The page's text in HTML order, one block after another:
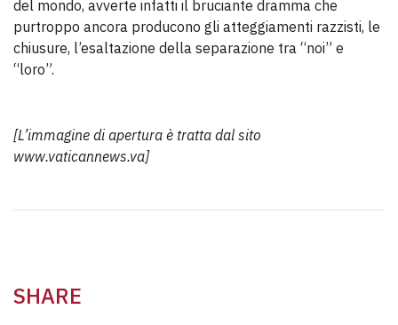
del mondo, avverte infatti il bruciante dramma che
purtroppo ancora producono gli atteggiamenti razzisti, le
chiusure, l’esaltazione della separazione tra “noi” e
“loro”.
[L’immagine di apertura è tratta dal sito
www.vaticannews.va]
SHARE